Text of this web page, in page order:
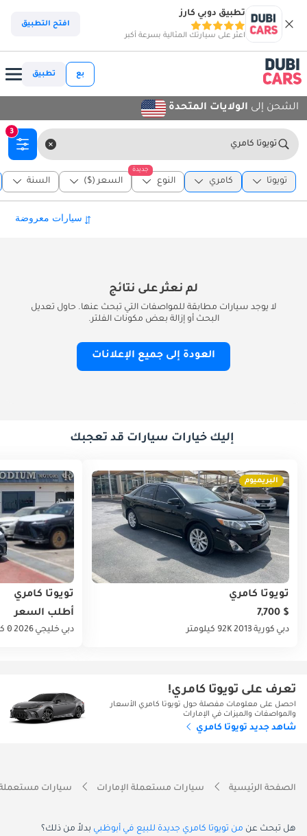
تطبيق دوبي كارز
اعثر على سيارتك المثالية بسرعة أكبر
افتح التطبيق
بع تطبيق
الشحن إلى الولايات المتحدة
تويوتا كامري
3
تويوتا كامري
جديدة
النوع السعر ($) السنة
لم نعثر على نتائج
لا يوجد سيارات مطابقة للمواصفات التي تبحث عنها. حاول تعديل
البحث أو إزالة بعض مكونات الفلتر.
العودة إلى جميع الإعلانات
إليك خيارات سيارات قد تعجبك
البريميوم
تويوتا كامري
$ 7,700
دبي كورية201392K كيلومتر
تويوتا كامري
أطلب السعر
دبي خليجي 20260 كيلومتر
تعرف على تويوتا كامري!
احصل على معلومات مفصلة حول تويوتا كامري الأسعار
والمواصفات والميزات في الإمارات
شاهد جديد تويوتا كامري
الصفحة الرئيسية سيارات مستعملة الإمارات سيارات
هل تبحث عن من تويوتا كامري جديدة للبيع في أبوظبي بدلاً من ذلك؟